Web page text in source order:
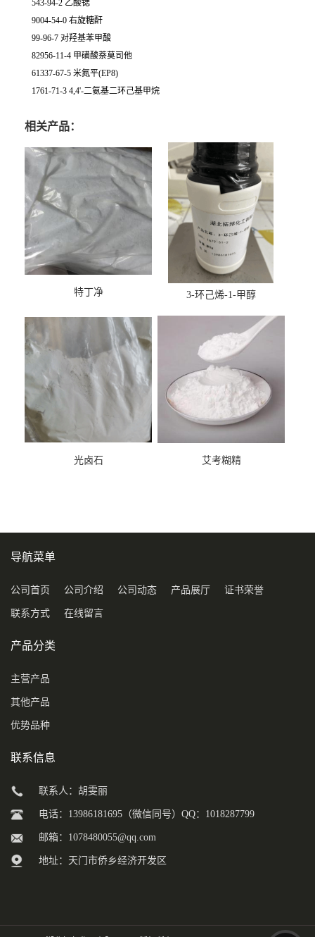
543-94-2 乙酸锶
9004-54-0 右旋糖酐
99-96-7 对羟基苯甲酸
82956-11-4 甲磺酸萘莫司他
61337-67-5 米氮平(EP8)
1761-71-3 4,4'-二氨基二环己基甲烷
相关产品：
特丁净 3-环己烯-1-甲醇
光卤石 艾考糊精
导航菜单
公司首页 公司介绍 公司动态 产品展厅 证书荣誉
联系方式 在线留言
产品分类
主营产品
其他产品
优势品种
联系信息
联系人：胡雯丽
电话：13986181695（微信同号）QQ：1018287799
邮箱： 1078480055@qq.com
地址：天门市侨乡经济开发区